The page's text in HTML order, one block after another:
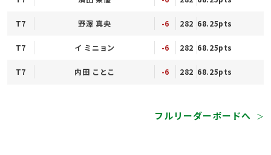
T7 野澤 真央 -6 282 68.25pts
T7 イ ミニョン -6 282 68.25pts
T7 内田 ことこ -6 282 68.25pts
フルリーダーボードへ ＞